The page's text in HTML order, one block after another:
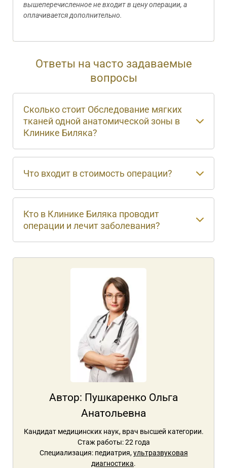
вышеперечисленное не входит в цену операции, а
оплачивается дополнительно.
Ответы на часто задаваемые
вопросы
Сколько стоит Обследование мягких
тканей одной анатомической зоны в
Клинике Биляка?
Что входит в стоимость операции?
Кто в Клинике Биляка проводит
операции и лечит заболевания?
Автор: Пушкаренко Ольга
Анатольевна
Кандидат медицинских наук, врач высшей категории.
Стаж работы: 22 года
Специализация: педиатрия,ультразвуковая
диагностика.